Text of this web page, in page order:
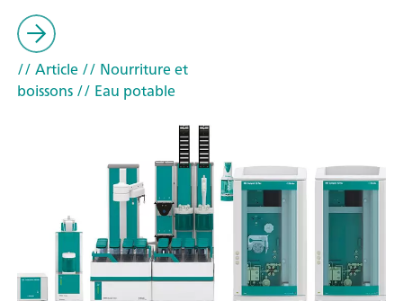
// Article// Nourriture et
boissons// Eau potable